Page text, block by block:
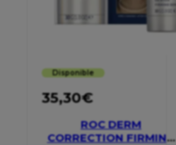
Disponible
35,30€
ROC DERM
CORRECTION FIRMING